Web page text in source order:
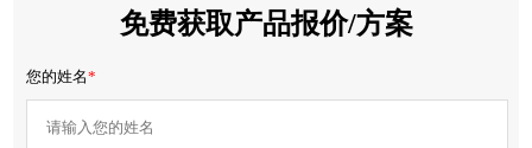
免费获取产品报价/方案
您的姓名*